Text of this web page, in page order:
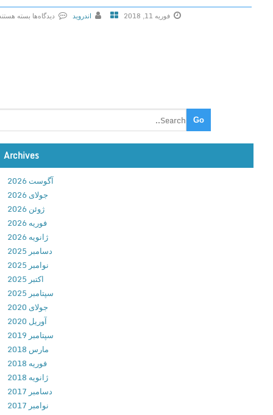
فوریه 11, 2018 اندروید
دیدگاه‌ها
R
O
i
l
e
M
a
n
a
g
r
w
i
t
h
C
l
o
u
بسته هستند
Archives
آگوست 2026
جولای 2026
ژوئن 2026
فوریه 2026
ژانویه 2026
دسامبر 2025
نوامبر 2025
سپتامبر 2025
جولای 2020
آوریل 2020
سپتامبر 2019
مارس 2018
فوریه 2018
ژانویه 2018
دسامبر 2017
نوامبر 2017